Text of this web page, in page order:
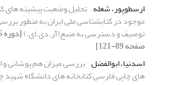
ارسطوپور، شعله تحلیل وضعیت پیشینه های
موجود در کتابشناسی ملی ایران به منظور
توصیف و دسترسی به منبع(آر.دی.ای.)
صفحه 89-121]
اسدنیا، ابوالفضل بررسی میزان هم پوشانی و
های چاپی فارسی کتابخانه های دانشگاه شهید